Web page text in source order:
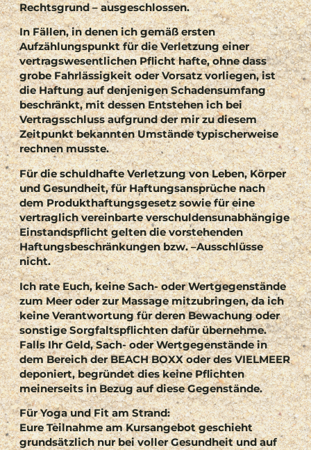
Rechtsgrund – ausgeschlossen.
In Fällen, in denen ich gemäß ersten
Aufzählungspunkt für die Verletzung einer
vertragswesentlichen Pflicht hafte, ohne dass
grobe Fahrlässigkeit oder Vorsatz vorliegen, ist
die Haftung auf denjenigen Schadensumfang
beschränkt, mit dessen Entstehen ich bei
Vertragsschluss aufgrund der mir zu diesem
Zeitpunkt bekannten Umstände typischerweise
rechnen musste.
Für die schuldhafte Verletzung von Leben, Körper
und Gesundheit, für Haftungsansprüche nach
dem Produkthaftungsgesetz sowie für eine
vertraglich vereinbarte verschuldensunabhängige
Einstandspflicht gelten die vorstehenden
Haftungsbeschränkungen bzw. –Ausschlüsse
nicht.
Ich rate Euch, keine Sach- oder Wertgegenstände
zum Meer oder zur Massage mitzubringen, da ich
keine Verantwortung für deren Bewachung oder
sonstige Sorgfaltspflichten dafür übernehme.
Falls Ihr Geld, Sach- oder Wertgegenstände in
dem Bereich der BEACH BOXX oder des VIELMEER
deponiert, begründet dies keine Pflichten
meinerseits in Bezug auf diese Gegenstände.
Für Yoga und Fit am Strand:
Eure Teilnahme am Kursangebot geschieht
grundsätzlich nur bei voller Gesundheit und auf